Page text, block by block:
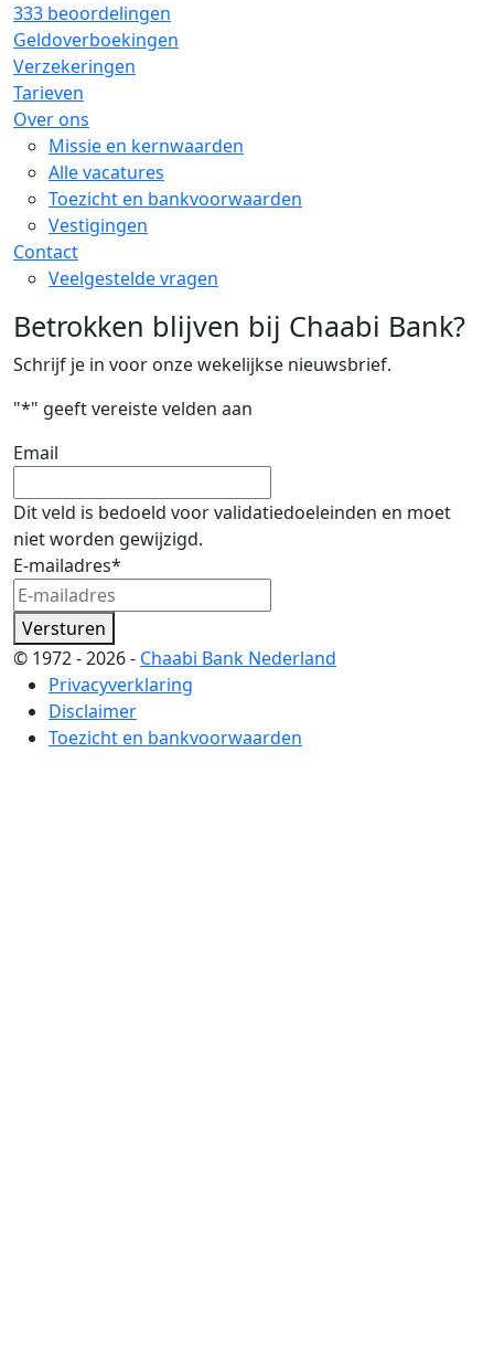
333 beoordelingen
Geldoverboekingen
Verzekeringen
Tarieven
Over ons
Missie en kernwaarden
Alle vacatures
Toezicht en bankvoorwaarden
Vestigingen
Contact
Veelgestelde vragen
Betrokken blijven bij Chaabi Bank?
Schrijf je in voor onze wekelijkse nieuwsbrief.
"*" geeft vereiste velden aan
Email
Dit veld is bedoeld voor validatiedoeleinden en moet
niet worden gewijzigd.
E-mailadres*
Versturen
© 1972 - 2026 - Chaabi Bank Nederland
Privacyverklaring
Disclaimer
Toezicht en bankvoorwaarden